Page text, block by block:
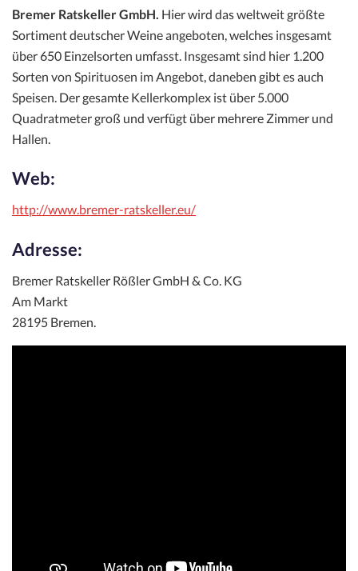
Bremer Ratskeller GmbH. Hier wird das weltweit größte
Sortiment deutscher Weine angeboten, welches insgesamt
über 650 Einzelsorten umfasst. Insgesamt sind hier 1.200
Sorten von Spirituosen im Angebot, daneben gibt es auch
Speisen. Der gesamte Kellerkomplex ist über 5.000
Quadratmeter groß und verfügt über mehrere Zimmer und
Hallen.
Web:
http://www.bremer-ratskeller.eu/
Adresse:
Bremer Ratskeller Rößler GmbH & Co. KG
Am Markt
28195 Bremen.